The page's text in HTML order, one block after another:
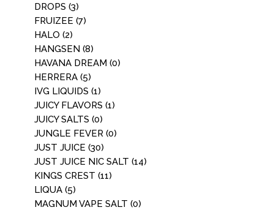
DROPS (3)
FRUIZEE (7)
HALO (2)
HANGSEN (8)
HAVANA DREAM (0)
HERRERA (5)
IVG LIQUIDS (1)
JUICY FLAVORS (1)
JUICY SALTS (0)
JUNGLE FEVER (0)
JUST JUICE (30)
JUST JUICE NIC SALT (14)
KINGS CREST (11)
LIQUA (5)
MAGNUM VAPE SALT (0)